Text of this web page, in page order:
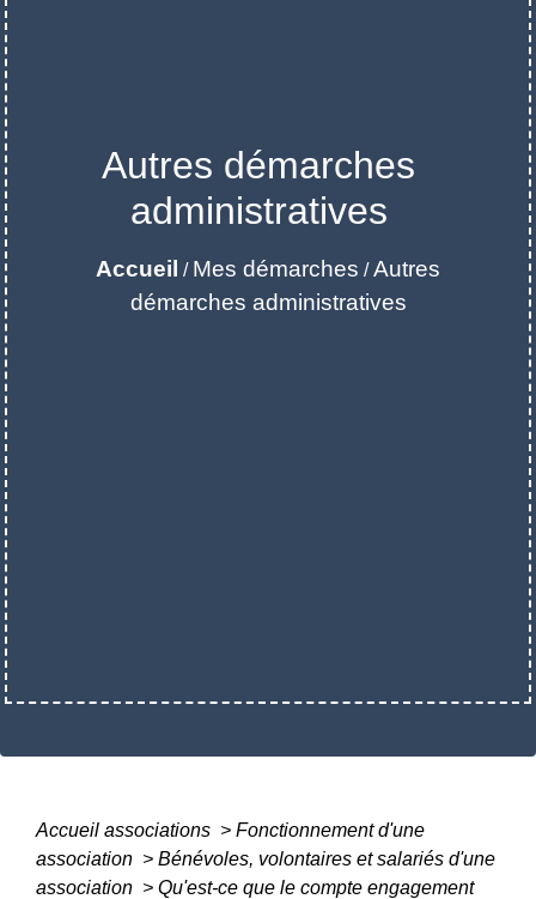
Autres démarches
administratives
Accueil / Mes démarches /Autres
démarches administratives
Accueil associations > Fonctionnement d'une
association > Bénévoles, volontaires et salariés d'une
association > Qu'est-ce que le compte engagement